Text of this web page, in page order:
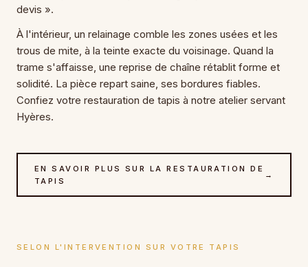
devis ».
À l'intérieur, un relainage comble les zones usées et les
trous de mite, à la teinte exacte du voisinage. Quand la
trame s'affaisse, une reprise de chaîne rétablit forme et
solidité. La pièce repart saine, ses bordures fiables.
Confiez votre restauration de tapis à notre atelier servant
Hyères.
EN SAVOIR PLUS SUR LA RESTAURATION DE
TAPIS
→
SELON L'INTERVENTION SUR VOTRE TAPIS